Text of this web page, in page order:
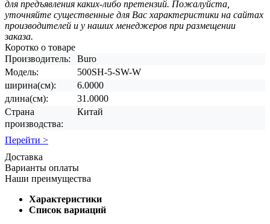
для предъявления каких-либо претензий. Пожалуйста,
уточняйте существенные для Вас характеристики на сайтах
производителей и у наших менеджеров при размещении
заказа.
Коротко о товаре
Производитель:
Buro
Модель:
500SH-5-SW-W
ширина(см):
6.0000
длина(см):
31.0000
Страна
производства:
Китай
Перейти >
Доставка
Варианты оплаты
Наши преимущества
Характеристики
Список вариаций